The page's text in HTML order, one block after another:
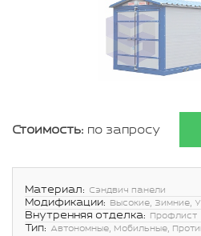
Стоимость: по запросу
Материал: Сэндвич панели
Модификации: Высокие, Зимние,
Внутренняя отделка: Профлист
Тип: Автономные, Мобильные,